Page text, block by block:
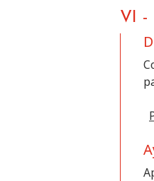
VI -